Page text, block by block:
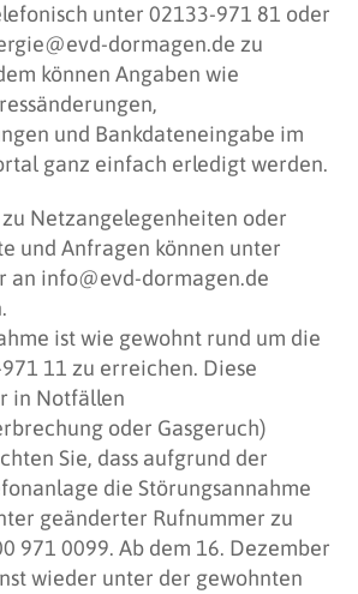
unter 02133-971 81 oder
dormagen.de zu
können Angaben wie
und Bankdateneingabe im
ganz einfach erledigt werden.
Netzangelegenheiten oder
und Anfragen können unter
an info@evd-dormagen.de
ist wie gewohnt rund um die
11 zu erreichen. Diese
in Notfällen
oder Gasgeruch)
Sie, dass aufgrund der
die Störungsannahme
geänderter Rufnummer zu
971 0099. Ab dem 16. Dezember
wieder unter der gewohnten